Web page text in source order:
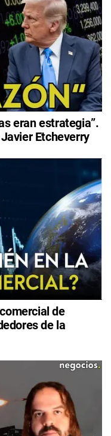
eran estrategia”.
Etcheverry
de
de la